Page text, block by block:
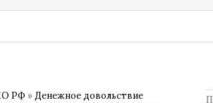
РФ »Денежное довольствие